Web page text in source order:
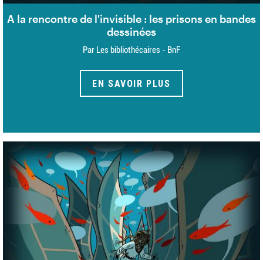
A la rencontre de l'invisible : les prisons en bandes
dessinées
Par Les bibliothécaires - BnF
EN SAVOIR PLUS